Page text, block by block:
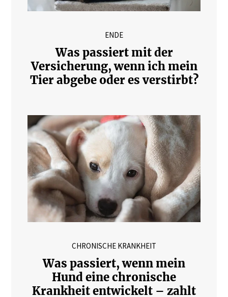
ENDE
Was passiert mit der
Versicherung, wenn ich mein
Tier abgebe oder es verstirbt?
CHRONISCHE KRANKHEIT
Was passiert, wenn mein
Hund eine chronische
Krankheit entwickelt – zahlt